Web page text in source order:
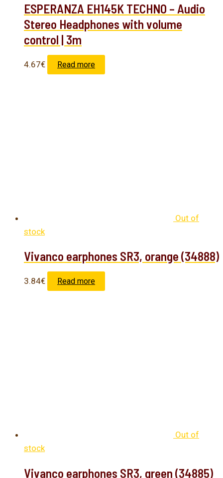
ESPERANZA EH145K TECHNO – Audio
Stereo Headphones with volume
control | 3m
4.67€ Read more
Out of
stock
Vivanco earphones SR3, orange (34888)
3.84€ Read more
Out of
stock
Vivanco earphones SR3, green (34885)